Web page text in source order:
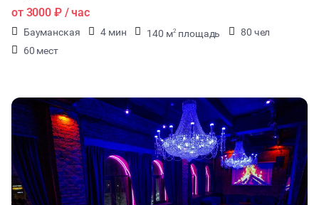
от 3000 ₽/ час
Бауманская 4 мин 140 м2 площадь
80 чел
60 мест